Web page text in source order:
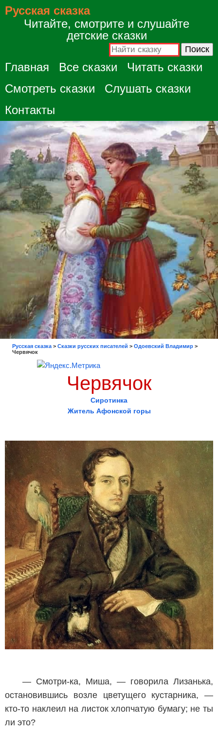
Русская сказка
Читайте, смотрите и слушайте
детские сказки
Главная Все сказки
Читать сказки
Смотреть сказки
Слушать сказки
Контакты
Русская сказка > Сказки русских писателей > Одоевский Владимир >
Червячок
Червячок
Сиротинка
Житель Афонской горы
— Смотри-ка, Миша, — говорила Лизанька,
остановившись возле цветущего кустарника, —
кто-то наклеил на листок хлопчатую бумагу; не ты
ли это?